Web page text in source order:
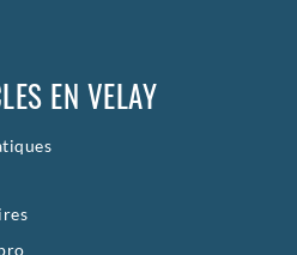
EN VELAY